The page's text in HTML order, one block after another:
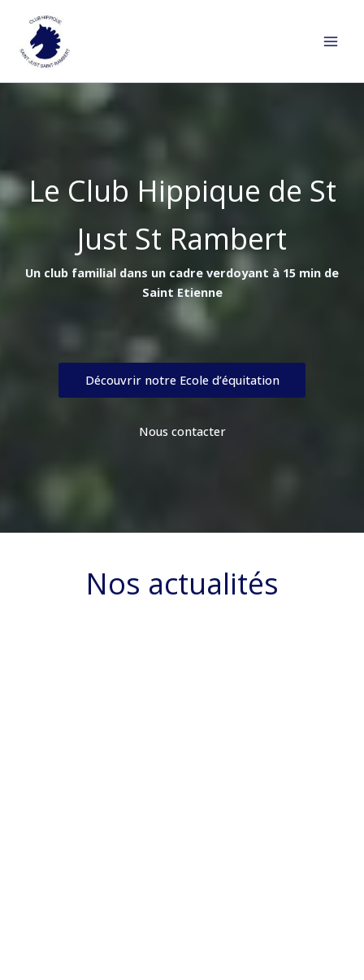
contenu
Le Club Hippique de St
Just St Rambert
Un club familial dans un cadre verdoyant à 15 min de
Saint Etienne
Découvrir notre Ecole d’équitation
Nous contacter
Nos actualités